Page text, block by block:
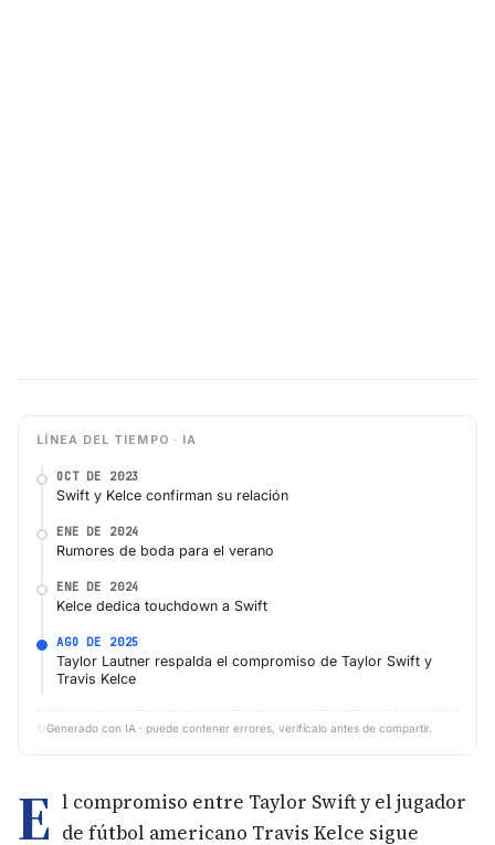
LÍNEA DEL TIEMPO · IA
OCT DE 2023
Swift y Kelce confirman su relación
ENE DE 2024
Rumores de boda para el verano
ENE DE 2024
Kelce dedica touchdown a Swift
AGO DE 2025
Taylor Lautner respalda el compromiso de Taylor Swift y
Travis Kelce
✨ Generado con IA · puede contener errores, verifícalo antes de compartir.
E l compromiso entre Taylor Swift y el jugador
de fútbol americano Travis Kelce sigue